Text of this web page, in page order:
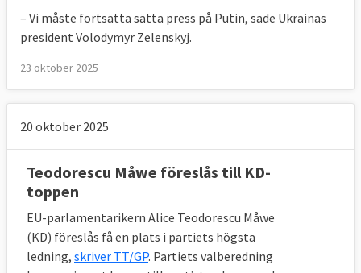
– Vi måste fortsätta sätta press på Putin, sade Ukrainas
president Volodymyr Zelenskyj.
23 oktober 2025
20 oktober 2025
Teodorescu Måwe föreslås till KD-
toppen
EU-parlamentarikern Alice Teodorescu Måwe
(KD) föreslås få en plats i partiets högsta
ledning, skriver TT/GP. Partiets valberedning